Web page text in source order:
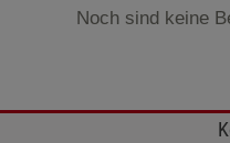
Noch sind keine